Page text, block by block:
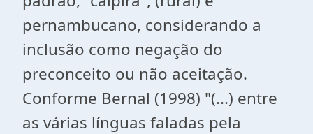
pernambucano, considerando a
inclusão como negação do
preconceito ou não aceitação.
Conforme Bernal (1998) "(...) entre
as várias línguas faladas pela